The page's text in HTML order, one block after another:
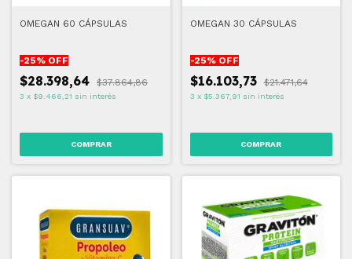
OMEGAN 60 CÁPSULAS
-25% OFF
$28.398,64 $37.864,86
3 x $9.466,21 sin interés
OMEGAN 30 CÁPSULAS
-25% OFF
$16.103,73 $21.471,64
3 x $5.367,91 sin interés